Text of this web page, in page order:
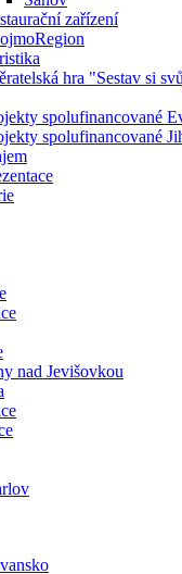
zařízení
hra "Sestav si
spolufinancované
spolufinancované
nad Jevišovkou